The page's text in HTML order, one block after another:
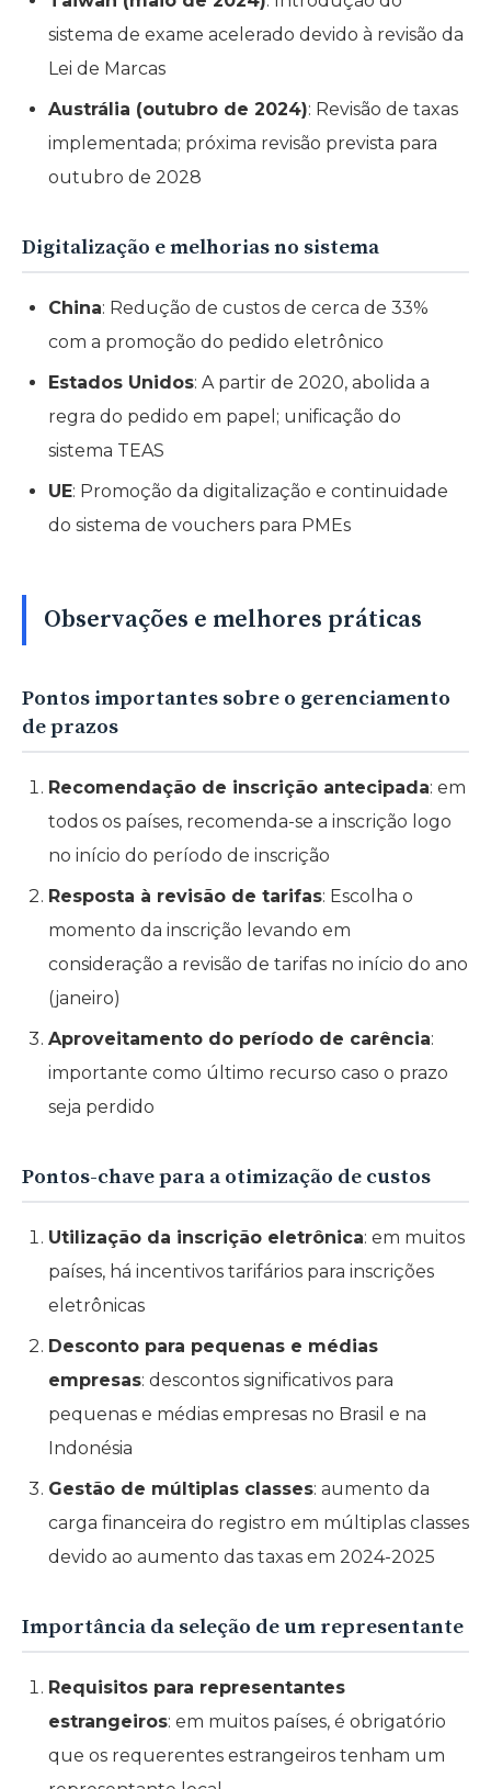
sistema de exame acelerado devido à revisão da
Lei de Marcas
Austrália (outubro de 2024): Revisão de taxas
implementada; próxima revisão prevista para
outubro de 2028
Digitalização e melhorias no sistema
China: Redução de custos de cerca de 33%
com a promoção do pedido eletrônico
Estados Unidos: A partir de 2020, abolida a
regra do pedido em papel; unificação do
sistema TEAS
UE: Promoção da digitalização e continuidade
do sistema de vouchers para PMEs
Observações e melhores práticas
Pontos importantes sobre o gerenciamento
de prazos
Recomendação de inscrição antecipada: em
todos os países, recomenda-se a inscrição logo
no início do período de inscrição
Resposta à revisão de tarifas: Escolha o
momento da inscrição levando em
consideração a revisão de tarifas no início do ano
(janeiro)
Aproveitamento do período de carência:
importante como último recurso caso o prazo
seja perdido
Pontos-chave para a otimização de custos
Utilização da inscrição eletrônica: em muitos
países, há incentivos tarifários para inscrições
eletrônicas
Desconto para pequenas e médias
empresas: descontos significativos para
pequenas e médias empresas no Brasil e na
Indonésia
Gestão de múltiplas classes: aumento da
carga financeira do registro em múltiplas classes
devido ao aumento das taxas em 2024-2025
Importância da seleção de um representante
Requisitos para representantes
estrangeiros: em muitos países, é obrigatório
que os requerentes estrangeiros tenham um